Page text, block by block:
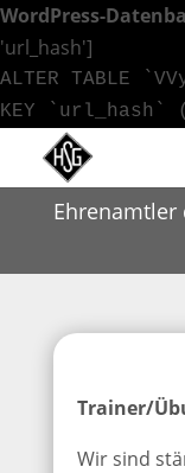
WordPress-
'url_hash']
ALTER TABLE
KEY `url_hash`
Ehrenamtler
Trainer/
Wir sind